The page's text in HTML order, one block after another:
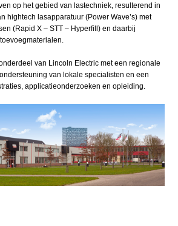
op het gebied van lastechniek, resulterend in
hightech lasapparatuur (Power Wave’s) met
(Rapid X – STT – Hyperfill) en daarbij
van Lincoln Electric met een regionale
van lokale specialisten en een
applicatieonderzoeken en opleiding.